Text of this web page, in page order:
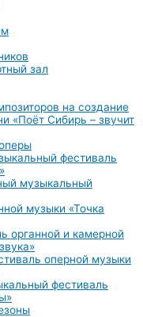
зал
на создание
«Поёт Сибирь – звучит
фестиваль
музыкальный
музыки «Точка
органной и камерной
оперной музыки
фестиваль